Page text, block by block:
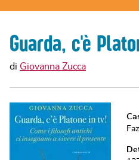
Guarda, c'è
di Giovanna Zucca